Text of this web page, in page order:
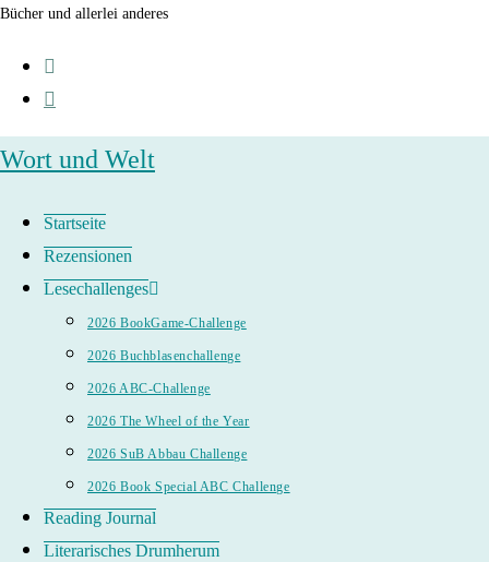
Zum
springen
Bücher und allerlei anderes
Wort und Welt
Startseite
Rezensionen
Lesechallenges
2026 BookGame-Challenge
2026 Buchblasenchallenge
2026 ABC-Challenge
2026 The Wheel of the Year
2026 SuB Abbau Challenge
2026 Book Special ABC Challenge
Reading Journal
Literarisches Drumherum